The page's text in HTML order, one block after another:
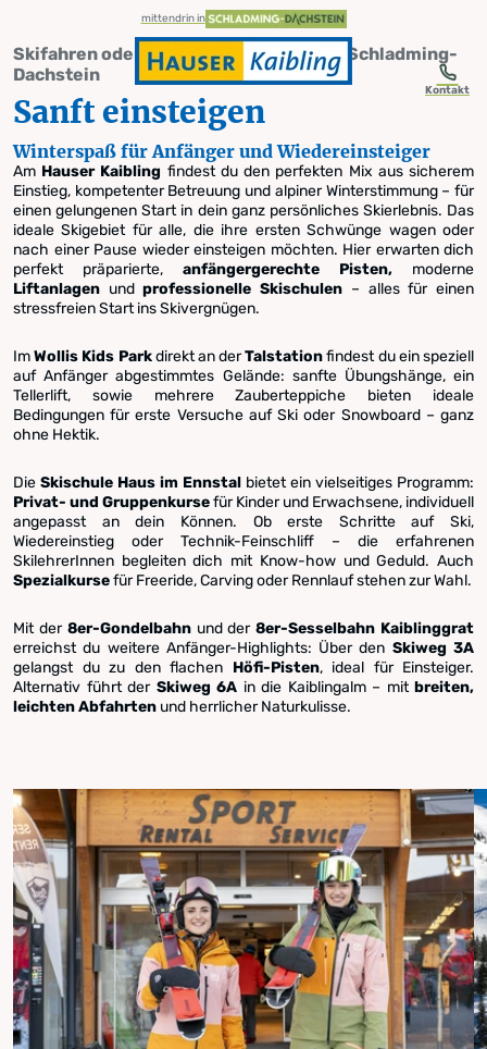
Zum Inhalt springen
Zum Inhaltsverzeichnis springen
Zur Navigation springen Empfehlung für Anfänger und Wieder-Einsteiger
Skifahren lernen & sicher wiedereinsteigen am Hauser Kaibling
Dein perfekter Tag am Hauser Kaibling
mittendrin in
Kontakt
Sanft einsteigen in das Ski- oder
Snowboardvergnügen
Empfehlung für
Anfänger
und Wieder-
Einsteiger
Skifahren oder Snowboarden lernen in Schladming-
Dachstein
Sanft einsteigen
Winterspaß für Anfänger und Wiedereinsteiger
Am Hauser Kaibling findest du den perfekten Mix aus sicherem
Einstieg, kompetenter Betreuung und alpiner Winterstimmung – für
einen gelungenen Start in dein ganz persönliches Skierlebnis. Das
ideale Skigebiet für alle, die ihre ersten Schwünge wagen oder
nach einer Pause wieder einsteigen möchten. Hier erwarten dich
perfekt präparierte, anfängergerechte Pisten, moderne
Liftanlagen undprofessionelle Skischulen – alles für einen
stressfreien Start ins Skivergnügen.
ImWollis Kids Parkdirekt an derTalstationfindest du ein speziell
auf Anfänger abgestimmtes Gelände: sanfte Übungshänge, ein
Tellerlift, sowie mehrere Zauberteppiche bieten ideale
Bedingungen für erste Versuche auf Ski oder Snowboard – ganz
ohne Hektik.
Die Skischule Haus im Ennstal bietet ein vielseitiges Programm:
Privat- und Gruppenkursefür Kinder und Erwachsene, individuell
angepasst an dein Können. Ob erste Schritte auf Ski,
Wiedereinstieg oder Technik-Feinschliff – die erfahrenen
SkilehrerInnen begleiten dich mit Know-how und Geduld. Auch
Spezialkursefür Freeride, Carving oder Rennlauf stehen zur Wahl.
Mit der 8er-Gondelbahnund der8er-Sesselbahn Kaiblinggrat
erreichst du weitere Anfänger-Highlights: Über den Skiweg 3A
gelangst du zu den flachen Höfi-Pisten, ideal für Einsteiger.
Alternativ führt der Skiweg 6A in die Kaiblingalm – mit breiten,
leichten Abfahrten und herrlicher Naturkulisse.